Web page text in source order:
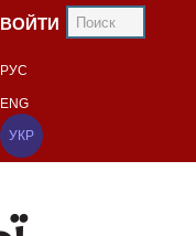
ВОЙТИ
РУС
ENG
УКР